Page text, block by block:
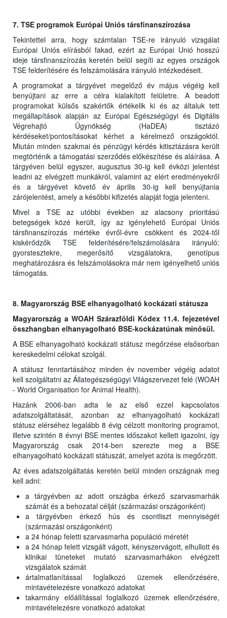
7. TSE programok Európai Uniós társfinanszírozása
Tekintettel arra, hogy számtalan TSE-re irányuló vizsgálat
Európai Uniós elírásból fakad, ezért az Európai Unió hosszú
ideje társfinanszírozás keretén belül segíti az egyes országok
TSE felderítésére és felszámolására irányuló intézkedéseit.
A programokat a tárgyévet megelőző év május végéig kell
benyújtani az erre a célra kialakított felületre. A beadott
programokat külsős szakértők értékelik ki és az általuk tett
megállapítások alapján az Európai Egészségügyi és Digitális
Végrehajtó Ügynökség (HaDEA) tisztázó
kérdéseket/pontosításokat kérhet a kérelmező országoktól.
Miután minden szakmai és pénzügyi kérdés kitisztázásra került
megtörténik a támogatási szerződés előkészítése és aláírása. A
tárgyéven belül egyszer, augusztus 30-ig kell évközi jelentést
leadni az elvégzett munkákról, valamint az elért eredményekről
és a tárgyévet követő év április 30-ig kell benyújtania
zárójelentést, amely a későbbi kifizetés alapját fogja jelenteni.
Mivel a TSE az utóbbi években az alacsony prioritású
betegségek közé került, így az igénylehető Európai Uniós
társfinanszírozás mértéke évről-évre csökkent és 2024-től
kiskérődzők TSE felderítésére/felszámolására irányuló:
gyorstesztekre, megerősítő vizsgálatokra, genotípus
meghatározásra és felszámolásokra már nem igényelhető uniós
támogatás.
8. Magyarország BSE elhanyagolható kockázati státusza
Magyarország a WOAH Szárazföldi Kódex 11.4. fejezetével
összhangban elhanyagolható BSE-kockázatúnak minősül.
A BSE elhanyagolható kockázati státusz megőrzése elsősorban
kereskedelmi célokat szolgál.
A státusz fenntartásához minden év november végéig adatot
kell szolgáltatni az Állategészségügyi Világszervezet felé (WOAH
- World Organisation for Animal Health).
Hazánk 2006-ban adta le az első ezzel kapcsolatos
adatszolgáltatását, azonban az elhanyagolható kockázati
státusz elérséhez legalább 8 évig célzott monitoring programot,
illetve szintén 8 évnyi BSE mentes időszakot kellett igazolni, így
Magyarország csak 2014-ben szerezte meg a BSE
elhanyagolható kockázati státuszát, amelyet azóta is megőrzött.
Az éves adatszolgáltatás keretén belül minden országnak meg
kell adni:
a tárgyévben az adott országba érkező szarvasmarhák
számát és a behozatal célját (származási országonként)
a tárgyévben érkező hús és csontliszt mennyiségét
(származási országonként)
a 24 hónap feletti szarvasmarha populáció méretét
a 24 hónap felett vizsgált vágott, kényszervágott, elhullott és
klinikai tüneteket mutató szarvasmarhákon elvégzett
vizsgálatok számát
ártalmatlanítással foglalkozó üzemek ellenőrzésére,
mintavételezésre vonatkozó adatokat
takarmány előállítással foglalkozó üzemek ellenőrzésére,
mintavételezésre vonatkozó adatokat